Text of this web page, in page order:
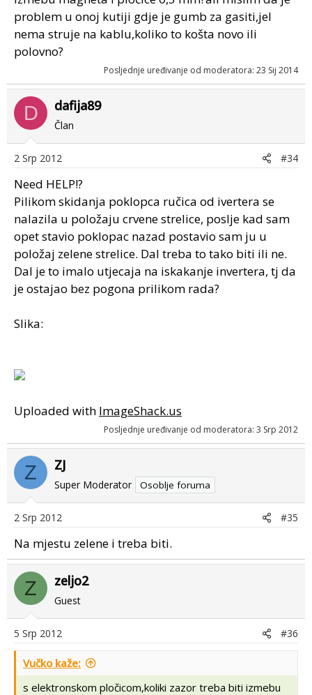
problem u onoj kutiji gdje je gumb za gasiti,jel
nema struje na kablu,koliko to košta novo ili
polovno?
Posljednje uređivanje od moderatora: 23 Sij 2014
D dafija89
Član
2 Srp 2012 #34
Need HELP!?
Pilikom skidanja poklopca ručica od ivertera se
nalazila u položaju crvene strelice, poslje kad sam
opet stavio poklopac nazad postavio sam ju u
položaj zelene strelice. Dal treba to tako biti ili ne.
Dal je to imalo utjecaja na iskakanje invertera, tj da
je ostajao bez pogona prilikom rada?
Slika:
Uploaded with ImageShack.us
Posljednje uređivanje od moderatora: 3 Srp 2012
Z ZJ
Super Moderator Osoblje foruma
2 Srp 2012 #35
Na mjestu zelene i treba biti.
Z zeljo2
Guest
5 Srp 2012 #36
Vučko kaže:
s elektronskom pločicom,koliki zazor treba biti izmebu